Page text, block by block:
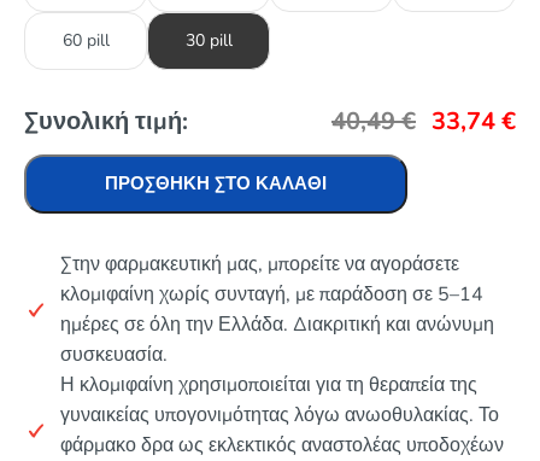
60 pill 30 pill
Συνολική τιμή: 40,49€ 33,74€
ΠΡΟΣΘΉΚΗ ΣΤΟ ΚΑΛΆΘΙ
Στην φαρμακευτική μας, μπορείτε να αγοράσετε
κλομιφαίνη χωρίς συνταγή, με παράδοση σε 5–14
ημέρες σε όλη την Ελλάδα. Διακριτική και ανώνυμη
συσκευασία.
Η κλομιφαίνη χρησιμοποιείται για τη θεραπεία της
γυναικείας υπογονιμότητας λόγω ανωοθυλακίας. Το
φάρμακο δρα ως εκλεκτικός αναστολέας υποδοχέων